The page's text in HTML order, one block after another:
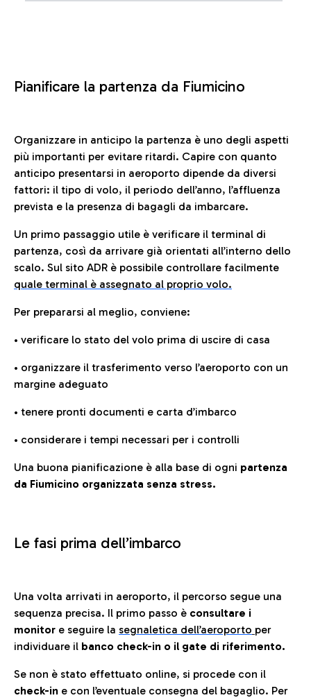
Pianificare la partenza da Fiumicino
Organizzare in anticipo la partenza è uno degli aspetti
più importanti per evitare ritardi. Capire con quanto
anticipo presentarsi in aeroporto dipende da diversi
fattori: il tipo di volo, il periodo dell’anno, l’affluenza
prevista e la presenza di bagagli da imbarcare.
Un primo passaggio utile è verificare il terminal di
partenza, così da arrivare già orientati all’interno dello
scalo. Sul sito ADR è possibile controllare facilmente
quale terminal è assegnato al proprio volo.
Per prepararsi al meglio, conviene:
• verificare lo stato del volo prima di uscire di casa
• organizzare il trasferimento verso l’aeroporto con un
margine adeguato
• tenere pronti documenti e carta d’imbarco
• considerare i tempi necessari per i controlli
Una buona pianificazione è alla base di ogni partenza
da Fiumicino organizzata senza stress.
Le fasi prima dell’imbarco
Una volta arrivati in aeroporto, il percorso segue una
sequenza precisa. Il primo passo è consultare i
monitor e seguire la segnaletica dell’aeroporto per
individuare il banco check-in o il gate di riferimento.
Se non è stato effettuato online, si procede con il
check-in e con l’eventuale consegna del bagaglio. Per